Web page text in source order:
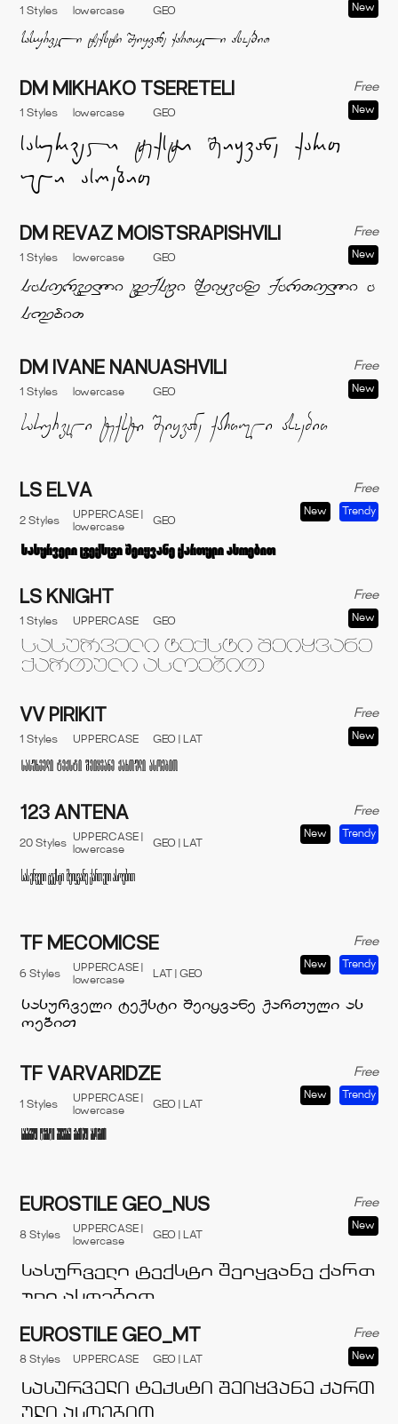
New
1 Styles lowercase GEO
DM MIKHAKO TSERETELI Free
New
1 Styles lowercase GEO
DM REVAZ MOISTSRAPISHVILI Free
New
1 Styles lowercase GEO
DM IVANE NANUASHVILI Free
New
1 Styles lowercase GEO
LS ELVA Free
New
Trendy
2 Styles
UPPERCASE |
lowercase
GEO
LS KNIGHT Free
New
1 Styles UPPERCASE GEO
VV PIRIKIT Free
New
1 Styles UPPERCASE GEO | LAT
123 ANTENA Free
New
Trendy
20 Styles
UPPERCASE |
lowercase
GEO | LAT
TF MECOMICSE Free
New
Trendy
6 Styles
UPPERCASE |
lowercase
LAT | GEO
TF VARVARIDZE Free
New
Trendy
1 Styles
UPPERCASE |
lowercase
GEO | LAT
EUROSTILE GEO_NUS Free
New
8 Styles
UPPERCASE |
lowercase
GEO | LAT
EUROSTILE GEO_MT Free
New
8 Styles UPPERCASE GEO | LAT